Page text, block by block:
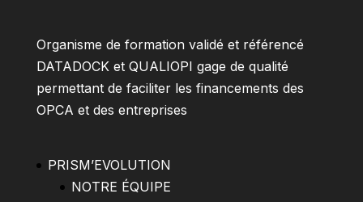
Organisme de formation validé et référencé
DATADOCK et QUALIOPI gage de qualité
permettant de faciliter les financements des
OPCA et des entreprises
PRISM’EVOLUTION
NOTRE ÉQUIPE